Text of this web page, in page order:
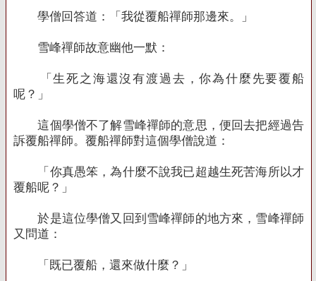
學僧回答道：「我從覆船禪師那邊來。」
雪峰禪師故意幽他一默：
「生死之海還沒有渡過去，你為什麼先要覆船
呢？」
這個學僧不了解雪峰禪師的意思，便回去把經過告
訴覆船禪師。覆船禪師對這個學僧說道：
「你真愚笨，為什麼不說我已超越生死苦海所以才
覆船呢？」
於是這位學僧又回到雪峰禪師的地方來，雪峰禪師
又問道：
「既已覆船，還來做什麼？」